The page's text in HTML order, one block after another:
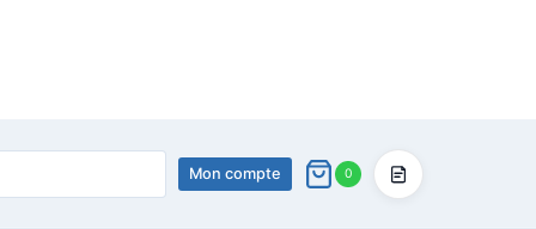
Mon compte 0
Devis